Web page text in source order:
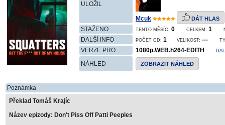
ULOŽIL
Mcuk DÁT HLAS
STAŽENO TENTO MĚSÍC: 0 CELKEM: 1
DALŠÍ INFO POČET CD: 1 VELIKOST: ---
VERZE PRO 1080p.WEB.h264-EDITH
NÁHLED ZOBRAZIT NÁHLED
Poznámka
Překlad Tomáš Krajíc
Název epizody: Don't Piss Off Patti Peeples